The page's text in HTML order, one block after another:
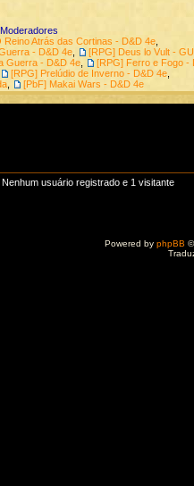
Moderadores
Reino Atrás das Cortinas - D&D 4e
- D&D 4e
[RPG] Deus lo Vult -
Guerra - D&D 4e
[RPG] Ferro e Fogo -
[RPG] Prelúdio de Inverno - D&D 4e
[PbF] Makai Wars - D&D 4e
usuário registrado e 1 visitante
Powered by phpBB